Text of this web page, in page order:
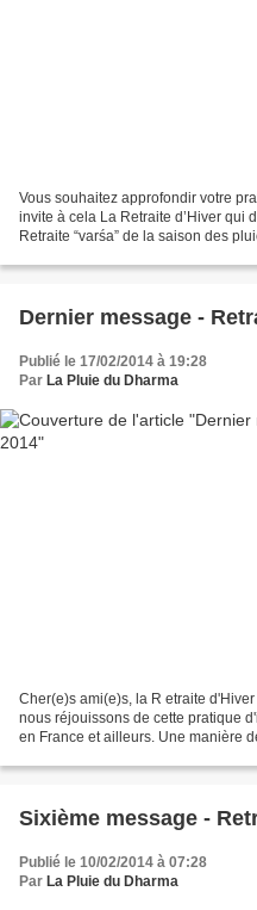
Vous souhaitez approfondir votre
invite à cela La Retraite d’Hiver qui
Retraite “varśa” de la saison des
Dernier message -
Publié le 17/02/2014 à 19:28
Par La Pluie du Dharma
Cher(e)s ami(e)s, la R etraite
nous réjouissons de cette pratique
en France et ailleurs. Une manière
Sixième message -
Publié le 10/02/2014 à 07:28
Par La Pluie du Dharma